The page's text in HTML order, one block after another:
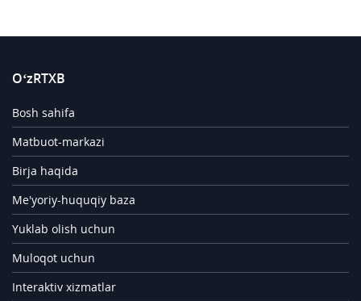
O‘zRTXB
Bosh sahifa
Matbuot-markazi
Birja haqida
Me'yoriy-huquqiy baza
Yuklab olish uchun
Muloqot uchun
Interaktiv xizmatlar